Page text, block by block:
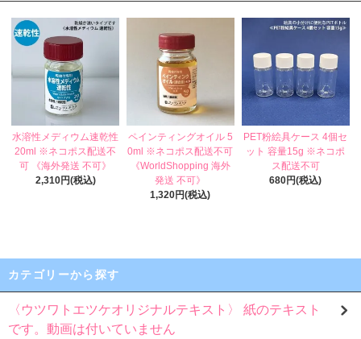
水溶性メディウム速乾性
20ml ※ネコポス配送不
可 《海外発送 不可》
2,310円(税込)
ペインティングオイル 5
0ml ※ネコポス配送不可
《WorldShopping 海外
発送 不可》
1,320円(税込)
PET粉絵具ケース 4個セ
ット 容量15g ※ネコポ
ス配送不可
680円(税込)
カテゴリーから探す
〈ウツワトエツケオリジナルテキスト〉 紙のテキスト
です。動画は付いていません